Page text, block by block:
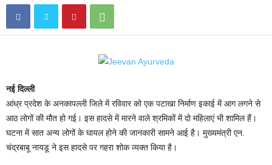
नई दिल्ली
आंध्र प्रदेश के अनकापल्ली जिले में रविवार को एक पटाखा निर्माण इकाई में आग लगने से
आठ लोगों की मौत हो गई। इस हादसे में मारने वाले श्रमिकों में दो महिलाएं भी शामिल हैं।
घटना में सात अन्य लोगों के घायल होने की जानकारी सामने आई है। मुख्यमंत्री एन.
चंद्रबाबू नायडू ने इस हादसे पर गहरा शोक व्यक्त किया है।